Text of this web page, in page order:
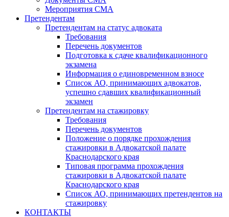
Мероприятия СМА
Претендентам
Претендентам на статус адвоката
Требования
Перечень документов
Подготовка к сдаче квалификационного
экзамена
Информация о единовременном взносе
Список АО, принимающих адвокатов,
успешно сдавших квалификационный
экзамен
Претендентам на стажировку
Требования
Перечень документов
Положение о порядке прохождения
стажировки в Адвокатской палате
Краснодарского края
Типовая программа прохождения
стажировки в Адвокатской палате
Краснодарского края
Список АО, принимающих претендентов на
стажировку
КОНТАКТЫ